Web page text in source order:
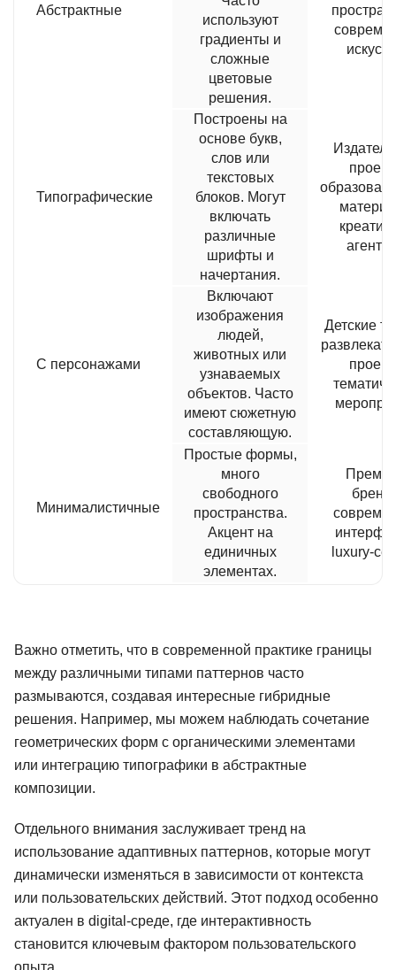
Абстрактные
используют
градиенты и
сложные
цветовые
решения.
Типографические
Построены на
основе букв,
слов или
текстовых
блоков. Могут
включать
различные
шрифты и
начертания.
С персонажами
Включают
изображения
людей,
животных или
узнаваемых
объектов. Часто
имеют сюжетную
составляющую.
Детские
Минималистичные
Простые формы,
много
свободного
пространства.
Акцент на
единичных
элементах.
luxury-
Важно отметить, что в современной практике границы
между различными типами паттернов часто
размываются, создавая интересные гибридные
решения. Например, мы можем наблюдать сочетание
геометрических форм с органическими элементами
или интеграцию типографики в абстрактные
композиции.
Отдельного внимания заслуживает тренд на
использование адаптивных паттернов, которые могут
динамически изменяться в зависимости от контекста
или пользовательских действий. Этот подход особенно
актуален в digital-среде, где интерактивность
становится ключевым фактором пользовательского